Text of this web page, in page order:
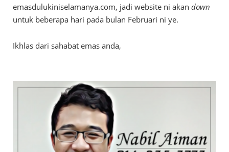
emasdulukiniselamanya.com, jadi website ni akan down
untuk beberapa hari pada bulan Februari ni ye.
Ikhlas dari sahabat emas anda,